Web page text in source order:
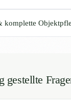
komplette
gestellte